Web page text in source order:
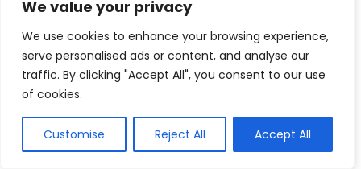
We value your privacy
We use cookies to enhance your browsing experience,
serve personalised ads or content, and analyse our
traffic. By clicking "Accept All", you consent to our use
of cookies.
Customise Reject All Accept All